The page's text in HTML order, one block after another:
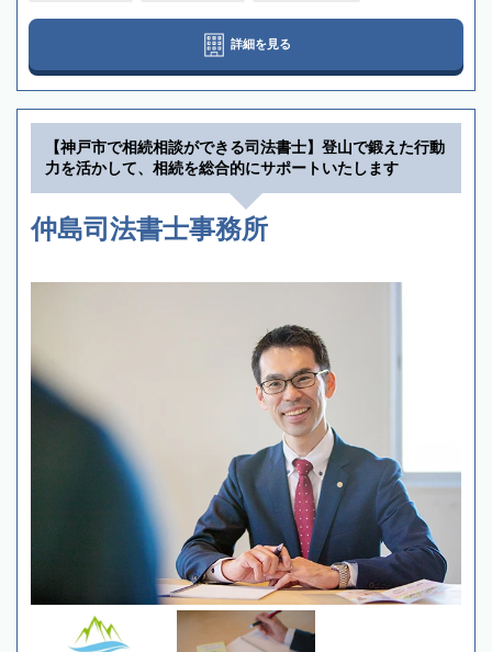
詳細を見る
【神戸市で相続相談ができる司法書士】登山で鍛えた行動
力を活かして、相続を総合的にサポートいたします
仲島司法書士事務所